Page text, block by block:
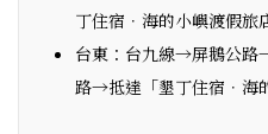
丁住宿．海的小嶼渡假旅
台東：台九線→屏鵝公
路→抵達「墾丁住宿．海